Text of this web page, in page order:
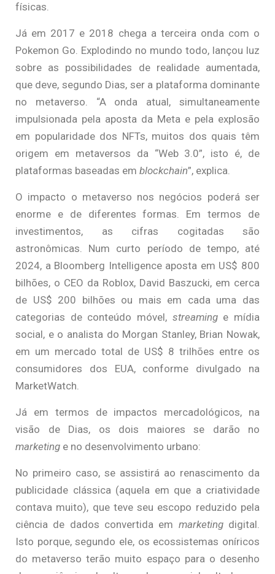
físicas.
Já em 2017 e 2018 chega a terceira onda com o
Pokemon Go. Explodindo no mundo todo, lançou luz
sobre as possibilidades de realidade aumentada,
que deve, segundo Dias, ser a plataforma dominante
no metaverso. “A onda atual, simultaneamente
impulsionada pela aposta da Meta e pela explosão
em popularidade dos NFTs, muitos dos quais têm
origem em metaversos da “Web 3.0”, isto é, de
plataformas baseadas em blockchain”, explica.
O impacto o metaverso nos negócios poderá ser
enorme e de diferentes formas. Em termos de
investimentos, as cifras cogitadas são
astronômicas. Num curto período de tempo, até
2024, a Bloomberg Intelligence aposta em US$ 800
bilhões, o CEO da Roblox, David Baszucki, em cerca
de US$ 200 bilhões ou mais em cada uma das
categorias de conteúdo móvel, streaminge mídia
social, e o analista do Morgan Stanley, Brian Nowak,
em um mercado total de US$ 8 trilhões entre os
consumidores dos EUA, conforme divulgado na
MarketWatch.
Já em termos de impactos mercadológicos, na
visão de Dias, os dois maiores se darão no
marketing e no desenvolvimento urbano:
No primeiro caso, se assistirá ao renascimento da
publicidade clássica (aquela em que a criatividade
contava muito), que teve seu escopo reduzido pela
ciência de dados convertida em marketingdigital.
Isto porque, segundo ele, os ecossistemas oníricos
do metaverso terão muito espaço para o desenho